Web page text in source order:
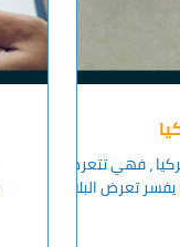
، فهي تتعرض
تعرض البلاد...